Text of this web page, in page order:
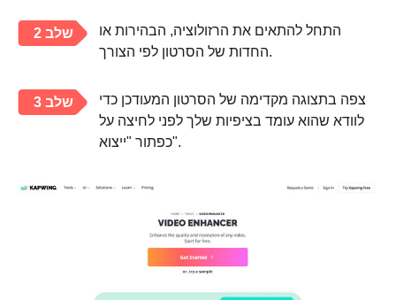
שלב 2
התחל להתאים את הרזולוציה, הבהירות או
החדות של הסרטון לפי הצורך.
שלב 3
צפה בתצוגה מקדימה של הסרטון המעודכן כדי
לוודא שהוא עומד בציפיות שלך לפני לחיצה על
כפתור "ייצוא".